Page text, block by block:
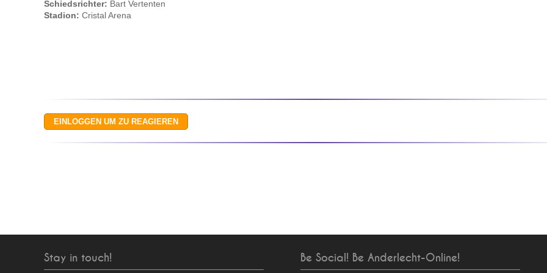
Schiedsrichter: Bart Vertenten
Stadion: Cristal Arena
Stay in touch! Be Social! Be Anderlecht-Online!